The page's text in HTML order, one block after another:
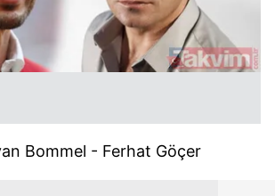
Bommel - Ferhat Göçer